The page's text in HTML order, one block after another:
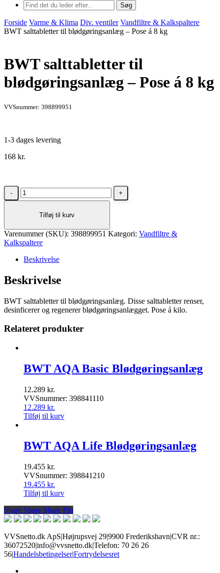
Søg
Forside Varme & Klima Div. ventiler Vandfiltre & Kalkspaltere
BWT salttabletter til blødgøringsanlæg – Pose á 8 kg
BWT salttabletter til
blødgøringsanlæg – Pose á 8 kg
VVSnummer: 398899951
1-3 dages levering
168 kr.
BWT
salttabletter
blødgøringsanlæg
Pose
á
kg
Tilføj til kurv
Varenummer (SKU): 398899951 Kategori: Vandfiltre &
Kalkspaltere
Beskrivelse
Beskrivelse
BWT salttabletter til blødgøringsanlæg. Disse salttabletter renser,
desinficerer og regenerer blødgøringsanlægget. Pose á kilo.
Relateret produkter
BWT AQA Basic Blødgøringsanlæg
12.289 kr.
VVSnummer: 398841110
12.289 kr.
Tilføj til kurv
BWT AQA Life Blødgøringsanlæg
19.455 kr.
VVSnummer: 398841210
19.455 kr.
Tilføj til kurv
Share
Share Share Share Pin
VVSnetto.dk ApS|Højrupsvej 29|9900 Frederikshavn|CVR nr.:
36072520|info@vvsnetto.dk|Telefon: 70 26 26
56|Handelsbetingelser|Fortrydelsesret